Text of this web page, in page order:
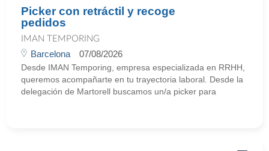
Picker con retráctil y recoge
pedidos
IMAN TEMPORING
Barcelona 07/08/2026
Desde IMAN Temporing, empresa especializada en RRHH,
queremos acompañarte en tu trayectoria laboral. Desde la
delegación de Martorell buscamos un/a picker para